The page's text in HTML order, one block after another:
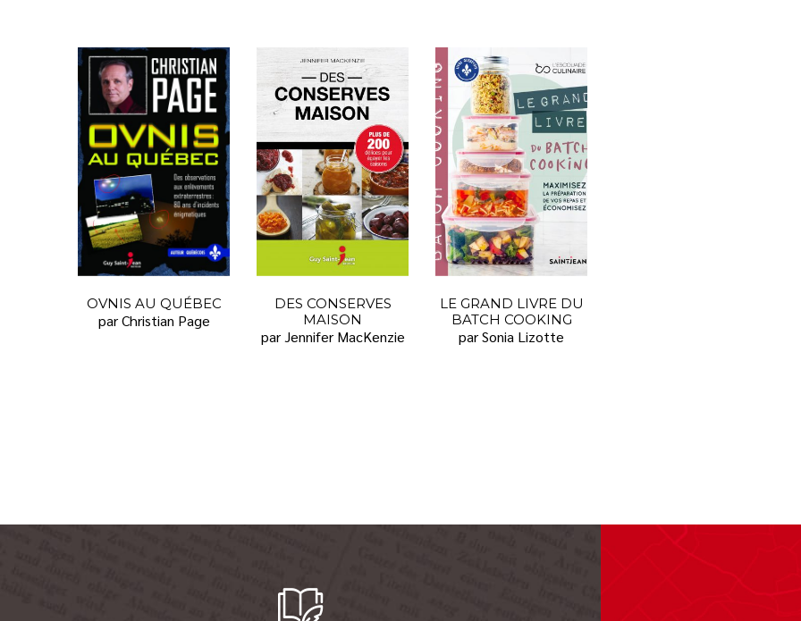
OVNIS AU QUÉBEC
par Christian Page
DES CONSERVES
MAISON
par Jennifer MacKenzie
LE GRAND LIVRE DU
BATCH COOKING
par Sonia Lizotte